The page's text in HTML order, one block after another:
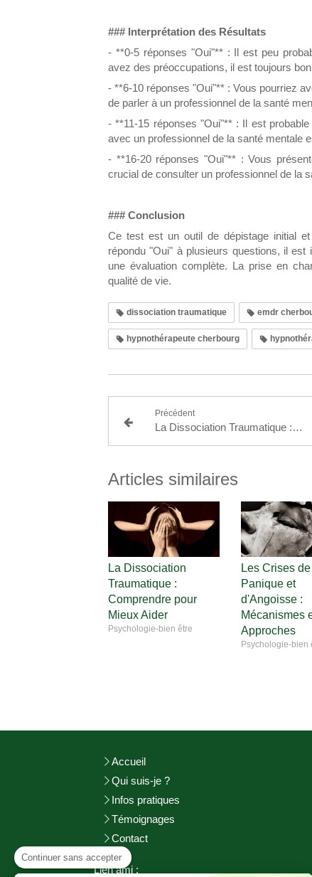
### Interprétation des Résultats
- **0-5 réponses "Oui"** : Il est peu
avez des préoccupations, il est toujours
- **6-10 réponses "Oui"** : Vous pourriez
de parler à un professionnel de la santé
- **11-15 réponses "Oui"** : Il est
avec un professionnel de la santé mentale
- **16-20 réponses "Oui"** : Vous
crucial de consulter un professionnel de la
### Conclusion
Ce test est un outil de dépistage initial
répondu "Oui" à plusieurs questions, il
une évaluation complète. La prise en
qualité de vie.
dissociation traumatique emdr
hypnothérapeute cherbourg
Précédent
La Dissociation Traumatique : Comprendre pour Mieux Aider
Articles similaires
La Dissociation
Traumatique :
Comprendre pour
Mieux Aider
Psychologie-bien être
Les Crises de
Panique et
d'Angoisse :
Mécanismes
Approches
Psychologie-bien
Accueil
Qui suis-je ?
Infos pratiques
Témoignages
Contact
Lien ami :
Continuer sans accepter